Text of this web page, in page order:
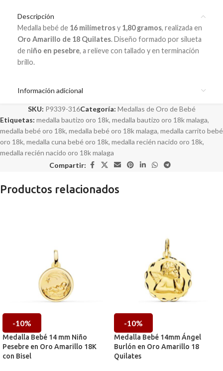
Descripción
Medalla bebé de 16 milímetrosy 1,80 gramos, realizada en
Oro Amarillo de 18 Quilates. Diseño formado por silueta
de niño en pesebre, a relieve con tallado y en terminación
brillo.
Información adicional
SKU: P9339-316Categoría: Medallas de Oro de Bebé
Etiquetas: medalla bautizo oro 18k, medalla bautizo oro 18k malaga,
medalla bebé oro 18k, medalla bebé oro 18k malaga, medalla carrito bebé
oro 18k, medalla cuna bebé oro 18k, medalla recién nacido oro 18k,
medalla recién nacido oro 18k malaga
Compartir:
Productos relacionados
-10%
Medalla Bebé 14 mm Niño
Pesebre en Oro Amarillo 18K
con Bisel
-10%
Medalla Bebé 14mm Ángel
Burlón en Oro Amarillo 18
Quilates